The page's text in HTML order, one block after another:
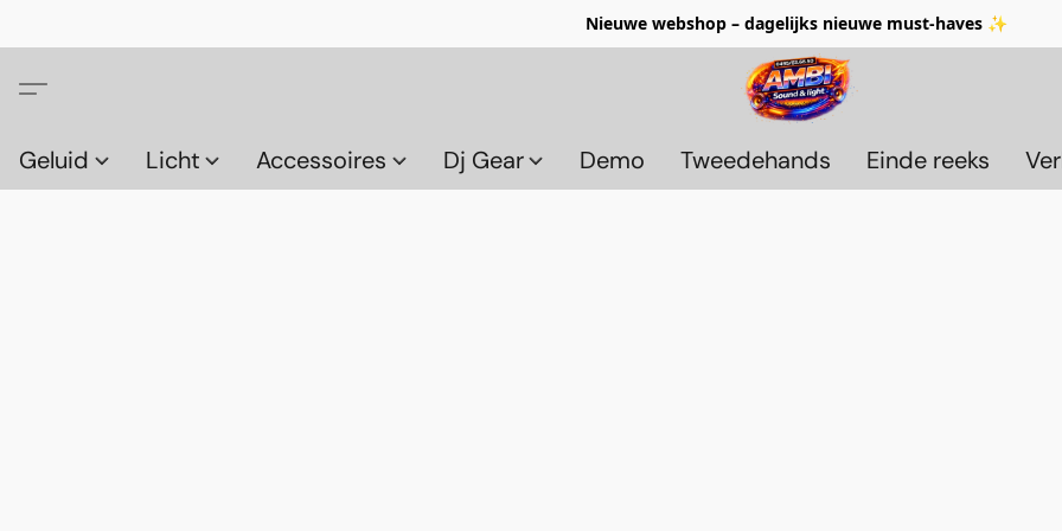
Nieuwe webshop – dagelijks nieuwe must-haves ✨
Geluid Licht Accessoires Dj Gear Demo Tweedehands Einde reeks